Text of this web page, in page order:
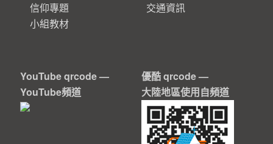
信仰專題
小組教材
交通資訊
YouTube qrcode —
YouTube頻道
優酷 qrcode —
大陸地區使用自頻道